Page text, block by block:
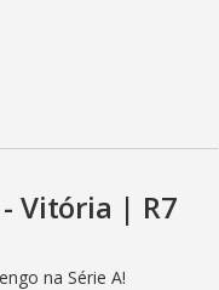
Vitória | R7
na Série A!